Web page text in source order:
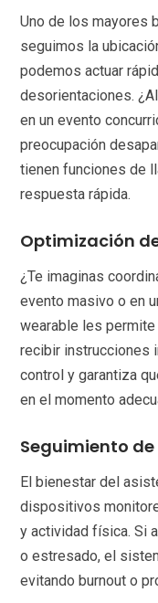
Uno de los mayores
seguimos la
podemos actuar
desorientaciones.
en un evento
preocupación
tienen funciones de
respuesta rápida.
Optimización
¿Te imaginas
evento masivo o en
wearable les
recibir instrucciones
control y garantiza
en el momento
Seguimiento
El bienestar del
dispositivos
y actividad física. Si
o estresado, el
evitando burnout o